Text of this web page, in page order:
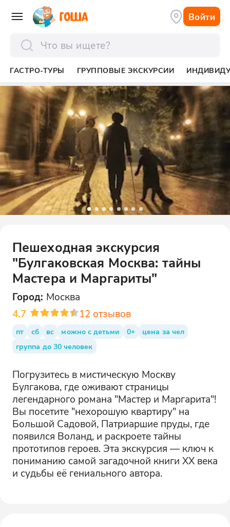
Войти
ГАСТРО-ТУРЫ ГРУППОВЫЕ ЭКСКУРСИИ
Пешеходная экскурсия
"Булгаковская Москва: тайны
Мастера и Маргариты"
Город: Москва
4.7
12 отзывов
пт сб вс можно с детьми 0+
цена за чел
группа до 30 человек
Погрузитесь в мистическую Москву
Булгакова, где оживают страницы
легендарного романа "Мастер и Маргарита"!
Вы посетите "нехорошую квартиру" на
Большой Садовой, Патриаршие пруды, где
появился Воланд, и раскроете тайны
прототипов героев. Эта экскурсия — ключ к
пониманию самой загадочной книги XX века
и судьбы её гениального автора.